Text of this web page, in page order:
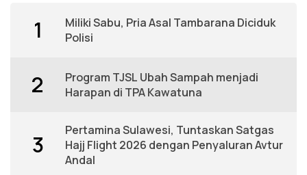
1
Miliki Sabu, Pria Asal Tambarana Diciduk
Polisi
2
Program TJSL Ubah Sampah menjadi
Harapan di TPA Kawatuna
3
Pertamina Sulawesi, Tuntaskan Satgas
Hajj Flight 2026 dengan Penyaluran Avtur
Andal